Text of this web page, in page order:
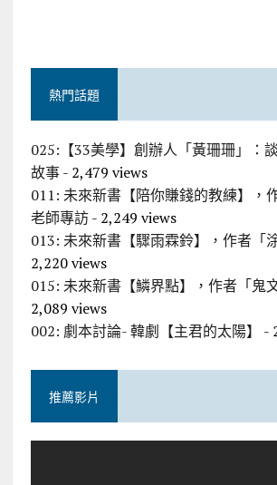
熱門話題
025:【33美學】創辦人「黃珊珊」：
故事- 2,479 views
011: 未來新書【陪你賺錢的教練】，
老師專訪- 2,249 views
013: 未來新書【驟雨霖鈴】，作者「
2,220 views
015: 未來新書【鱗界點】，作者「鬼
2,089 views
002: 劇本討論- 韓劇【主君的太陽】
-
推薦影片